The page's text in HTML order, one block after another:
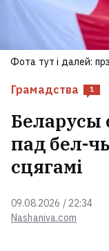
Грамадства 1
Nashaniva.com
09.08.2026 / 22:34
Беларусы
пад бел-
сцягамі
Фота тут і далей: